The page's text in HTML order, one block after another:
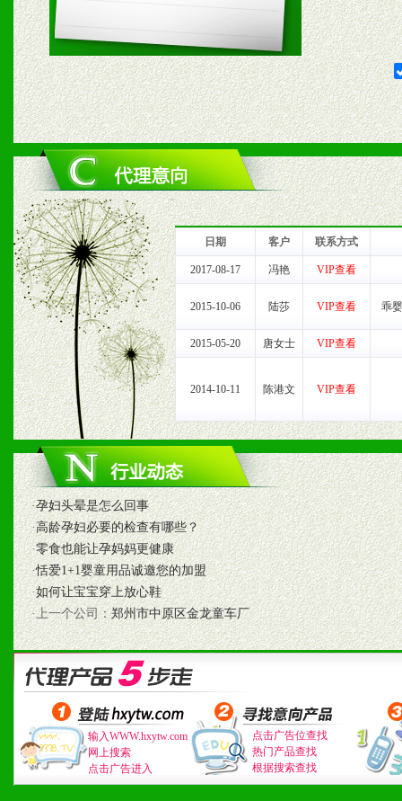
五、退换货制度
1、给予前期市场操作一定
2、对于临期，滞销品给予
六、服务优势
1、完善的信息服务咨询中
我们将及时回复您的疑问。
2、售后服务：突发性产品
以及时受理记录并合理妥
3、我们时刻整理各区销售
时收编销售效果显着的案
七、招商代理（全国各地）
1、认同我们的经营理念。
2、具备较好商业信誉和资
3、具备区域内良好的终端
4、具备一定业务团队能力
道，医药渠道并为之提供
5、具备较强的市场操作意
八、品牌产品
日期 客户 联系方式
2017-08-17 冯艳 VIP查看
2015-10-06 陆莎 VIP查看 乖
2015-05-20 唐女士 VIP查看
2014-10-11 陈港文 VIP查看
·孕妇头晕是怎么回事
·高龄孕妇必要的检查有哪些？
·零食也能让孕妈妈更健康
·恬爱1+1婴童用品诚邀您的加盟
·如何让宝宝穿上放心鞋
·上一个公司：郑州市中原区金龙童车厂
输入WWW.hxytw.com
网上搜索
点击广告进入
点击广告位查找
热门产品查找
根据搜索查找